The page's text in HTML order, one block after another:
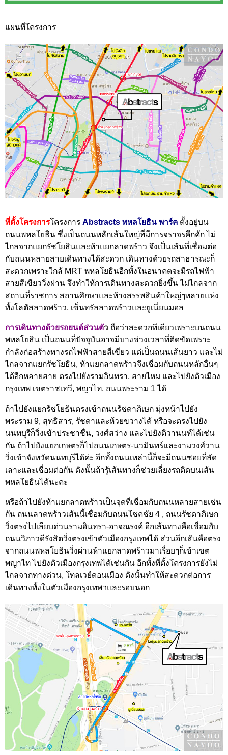
แผนที่โครงการ
ที่ตั้งโครงการโครงการ Abstracts พหลโยธิน พาร์ค ตั้งอยู่บน
ถนนพหลโยธิน ซึ่งเป็นถนนหลักเส้นใหญ่ที่มีการจราจรคึกคัก ไม่
ไกลจากแยกรัชโยธินและห้าแยกลาดพร้าว จึงเป็นเส้นที่เชื่อมต่อ
กับถนนหลายสายเดินทางได้สะดวก เดินทางด้วยรถสาธารณะก็
สะดวกเพราะใกล้ MRT พหลโยธินอีกทั้งในอนาคตจะมีรถไฟฟ้า
สายสีเขียววิ่งผ่าน จึงทำให้การเดินทางสะดวกยิ่งขึ้น ไม่ไกลจาก
สถานที่ราชการ สถานศึกษาและห้างสรรพสินค้าใหญ่ๆหลายแห่ง
ทั้งโลตัสลาดพร้าว, เซ็นทรัลลาดพร้าวและยูเนี่ยนมอล
การเดินทางด้วยรถยนต์ส่วนตัว ถือว่าสะดวกทีเดียวเพราะบนถนน
พหลโยธิน เป็นถนนที่ปัจจุบันอาจมีบางช่วงเวลาที่ติดขัดเพราะ
กำลังก่อสร้างทางรถไฟฟ้าสายสีเขียว แต่เป็นถนนเส้นยาว และไม่
ไกลจากแยกรัชโยธิน, ห้าแยกลาดพร้าวจึงเชื่อมกับถนนหลักอื่นๆ
ได้อีกหลายสาย ตรงไปยังรามอินทรา, สายไหม และไปยังตัวเมือง
กรุงเทพ เขตราชเทวี, พญาไท, ถนนพระราม 1 ได้
ถ้าไปยังแยกรัชโยธินตรงเข้าถนนรัชดาภิเษก มุ่งหน้าไปยัง
พระราม 9, สุทธิสาร, รัชดาและห้วยขวางได้ หรือจะตรงไปยัง
นนทบุรีก็วิ่งเข้าประชาชื่น, วงศ์สว่าง และไปยังติวานนท์ได้เช่น
กัน ถ้าไปยังแยกเกษตรก็ไปถนนเกษตร-นวมินทร์และงามวงศ์วาน
วิ่งเข้าจังหวัดนนทบุรีได้ค่ะ อีกทั้งถนนเหล่านี้ก็จะมีถนนซอยที่ลัด
เลาะและเชื่อมต่อกัน ดังนั้นถ้ารู้เส้นทางก็ช่วยเลี่ยงรถติดบนเส้น
พหลโยธินได้นะคะ
หรือถ้าไปยังห้าแยกลาดพร้าวเป็นจุดที่เชื่อมกับถนนหลายสายเช่น
กัน ถนนลาดพร้าวเส้นนี้เชื่อมกับถนนโชคชัย 4 , ถนนรัชดาภิเษก
วิ่งตรงไปเลียบด่วนรามอินทรา-อาจณรงค์ อีกเส้นทางคือเชื่อมกับ
ถนนวิภาวดีรังสิตวิ่งตรงเข้าตัวเมืองกรุงเทพได้ ส่วนอีกเส้นคือตรง
จากถนนพหลโยธินวิ่งผ่านห้าแยกลาดพร้าวมาเรื่อยๆก็เข้าเขต
พญาไท ไปยังตัวเมืองกรุงเทพได้เช่นกัน อีกทั้งที่ตั้งโครงการยังไม่
ไกลจากทางด่วน, โทลเวย์ดอนเมือง ดังนั้นทำให้สะดวกต่อการ
เดินทางทั้งในตัวเมืองกรุงเทพฯและรอบนอก